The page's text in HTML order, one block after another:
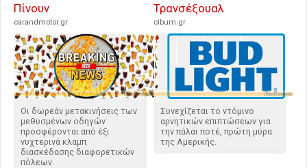
Πίνουν
carandmotor.gr
Οι δωρεάν μετακινήσεις των
μεθυσμένων οδηγών
προσφέρονται από έξι
νυχτερινά κλαμπ
διασκέδασης διαφορετικών
πόλεων.
Τρανσέξουαλ
cibum.gr
Συνεχίζεται το ντόμινο
αρνητικών επιπτώσεων για
την πάλαι ποτέ, πρώτη μύρα
της Αμερικής.